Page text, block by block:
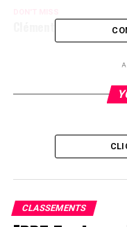
Clément Thumy sort
CLASSEMENTS